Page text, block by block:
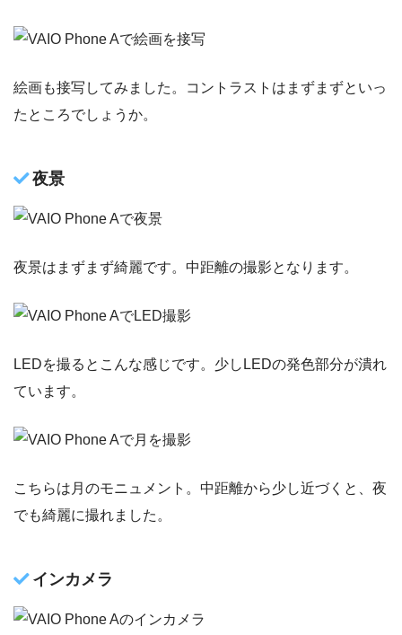
絵画も接写してみました。コントラストはまずまずといっ
たところでしょうか。
夜景
夜景はまずまず綺麗です。中距離の撮影となります。
LEDを撮るとこんな感じです。少しLEDの発色部分が潰れ
ています。
こちらは月のモニュメント。中距離から少し近づくと、夜
でも綺麗に撮れました。
インカメラ